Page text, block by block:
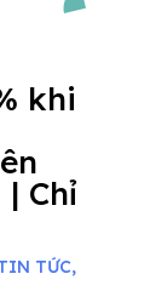
khi
| Chỉ
TỨC,